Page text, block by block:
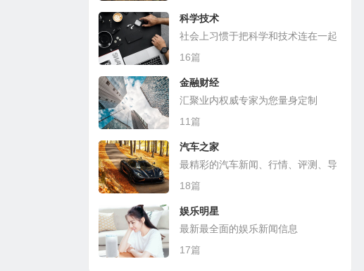
科学技术
社会上习惯于把科学和技术连在一起
16篇
金融财经
汇聚业内权威专家为您量身定制
11篇
汽车之家
最精彩的汽车新闻、行情、评测、导
购
18篇
娱乐明星
最新最全面的娱乐新闻信息
17篇